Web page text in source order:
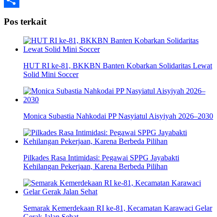
Pos terkait
HUT RI ke-81, BKKBN Banten Kobarkan Solidaritas Lewat
Solid Mini Soccer
Monica Subastia Nahkodai PP Nasyiatul Aisyiyah 2026–2030
Pilkades Rasa Intimidasi: Pegawai SPPG Jayabakti
Kehilangan Pekerjaan, Karena Berbeda Pilihan
Semarak Kemerdekaan RI ke-81, Kecamatan Karawaci Gelar